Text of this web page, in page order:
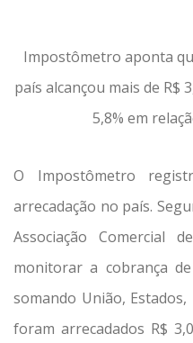
Impostômetro aponta
país alcançou mais de R$
5,8% em
O Impostômetro
arrecadação no país.
Associação Comercial
monitorar a cobrança
somando União,
foram arrecadados R$